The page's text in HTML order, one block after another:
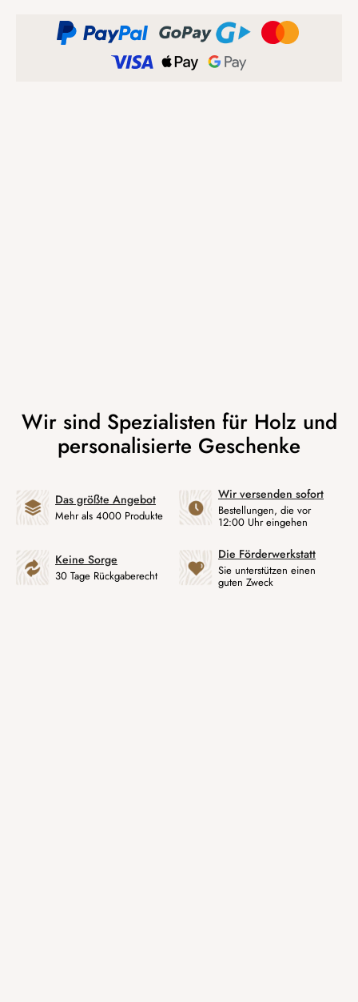
Das größte Angebot
Mehr als 4000 Produkte
Wir versenden sofort
Bestellungen, die vor
12:00 Uhr eingehen
Keine Sorge
30 Tage Rückgaberecht
Die Förderwerkstatt
Sie unterstützen einen
guten Zweck